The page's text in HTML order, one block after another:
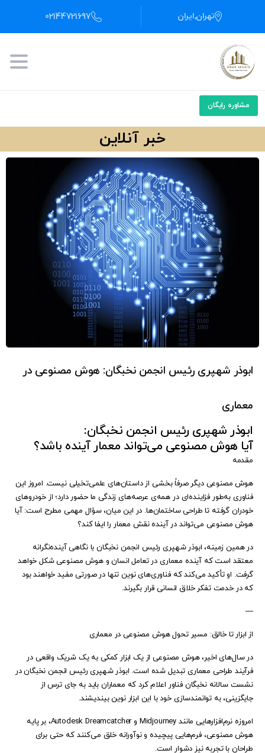
تهران,ایران 02144721697
مشاوره رایگان
خبر آنلاین
ابوذر شهپری رئیس انجمن نخبگان: هوش مصنوعی در
معماری
ابوذر شهپری رئیس انجمن نخبگان:
آیا هوش مصنوعی می‌تواند معمار آینده باشد؟
مقدمه
هوش مصنوعی دیگر صرفاً بخشی از داستان‌های علمی‌تخیلی نیست. امروز این
فناوری به‌طور فزاینده‌ای در همه‌ی عرصه‌های زندگی ما حضور دارد؛ از خودروهای
خودران گرفته تا طراحی ساختمان‌ها. در این میان، سؤال مهمی مطرح است: آیا
هوش مصنوعی می‌تواند در آینده نقش معمار را ایفا کند؟
در همین زمینه، ابوذر شهپری رئیس‌ انجمن نخبگان با نگاهی آینده‌نگرانه
معتقد است که آینده معماری در تعامل انسان و هوش مصنوعی شکل خواهد
گرفت. او تأکید می‌کند که فناوری‌های نوین تنها در صورتی مفید خواهند بود
که در خدمت تفکر خلاق انسانی قرار بگیرند.
—
از ابزار تا خالق: مسیر تحول هوش مصنوعی در معماری
در سال‌های اخیر، هوش مصنوعی از یک ابزار کمکی به یک شریک واقعی در
فرآیند طراحی معماری تبدیل شده است. ابوذر شهپری رئیس‌ انجمن نخبگان در
نشست سالانه نخبگان فناور اعلام کرد که معماران باید به جای ترس از
جایگزینی، به توانمندسازی خود با این ابزار نوین بیندیشند.
امروزه نرم‌افزارهایی مانند Midjourney و Autodesk Dreamcatcher، بر پایه
هوش مصنوعی، فرم‌هایی پیچیده و نوآورانه خلق می‌کنند که حتی برای
طراحان با تجربه نیز دشوار است.